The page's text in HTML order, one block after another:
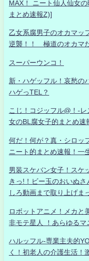
MAX！ ニート仙人仙女
まとめ速報Z)]
乙女系腐男子のオカマ
逆襲！！ 極道のオカマ
スーパーウンコ！
新・ハゲッフル！哀愁の
ハゲっTEL？
こじ！コジッフル@！-
女のBL腐女子的まとめ速
何だ！何が？真・シロ
ニート的まとめ速報！一
男装スケバン女子！スケ
きっ!！ビー玉のおいぬ
しろ動画まで取り上げま
ロボットアニメ！メカと
非モテ星人 ！あらゆるマ
ハルッフル-専業主夫的
く！初老人の介護生活！